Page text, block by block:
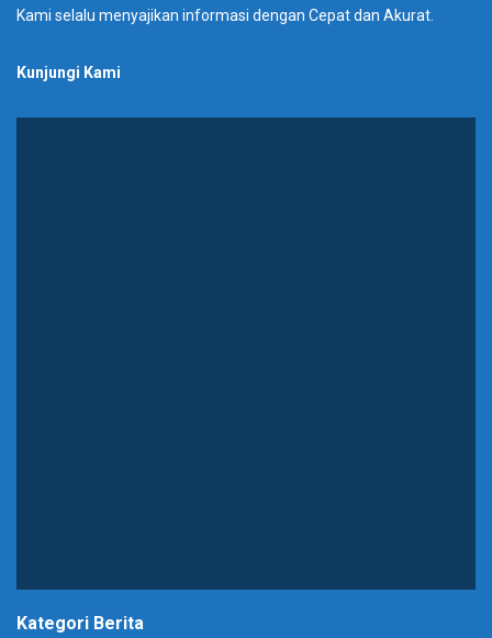
Kami selalu menyajikan informasi dengan Cepat dan Akurat.
Kunjungi Kami
Kategori Berita